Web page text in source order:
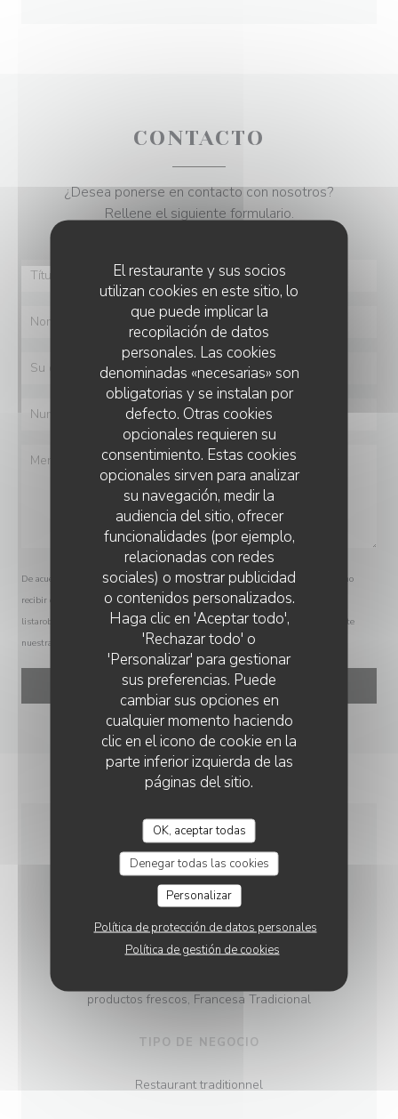
El restaurante y sus socios
utilizan cookies en este sitio, lo
que puede implicar la
recopilación de datos
personales. Las cookies
denominadas «necesarias» son
obligatorias y se instalan por
defecto. Otras cookies
opcionales requieren su
consentimiento. Estas cookies
opcionales sirven para analizar
su navegación, medir la
audiencia del sitio, ofrecer
funcionalidades (por ejemplo,
relacionadas con redes
sociales) o mostrar publicidad
o contenidos personalizados.
Haga clic en 'Aceptar todo',
'Rechazar todo' o
'Personalizar' para gestionar
sus preferencias. Puede
cambiar sus opciones en
cualquier momento haciendo
clic en el icono de cookie en la
parte inferior izquierda de las
páginas del sitio.
OK, aceptar todas
Denegar todas las cookies
Personalizar
Política de protección de datos personales
Política de gestión de cookies
CONTACTO
¿Desea ponerse en contacto con nosotros?
Rellene el siguiente formulario.
De acuerdo con la normativa de protección de datos, puede ejercer su derecho a no
recibir comunicaciones comerciales inscribiéndose en la Lista Robinson:
listarobinson.es
. Para más información sobre el tratamiento de sus datos, consulte
nuestra
INFORMACIÓN
GENERAL
COCINA
Francesa, Hecho en casa, Productos locales ,
productos frescos, Francesa Tradicional
TIPO DE NEGOCIO
Restaurant traditionnel
L’ARCHELLE